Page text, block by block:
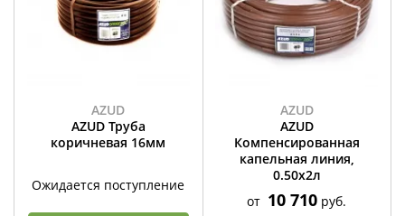
AZUD
AZUD Труба
коричневая 16мм
Ожидается поступление
AZUD
AZUD
Компенсированная
капельная линия,
0.50х2л
от 10 710 руб.